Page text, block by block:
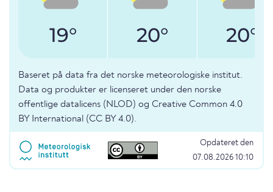
19° 20° 20°
Baseret på data fra det norske meteorologiske institut.
Data og produkter er licenseret under den norske
offentlige datalicens (NLOD) og Creative Common 4.0
BY International (CC BY 4.0).
Opdateret den
07.08.2026 10:10